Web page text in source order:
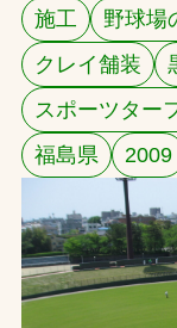
お問合せ
お取引先の
プライバシーポ
ソーシャルメディ
施工
野球場
クレイ舗装
スポーツター
福島県
2009